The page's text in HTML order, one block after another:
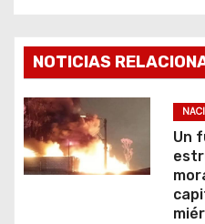
g
a
c
i
NOTICIAS
Un